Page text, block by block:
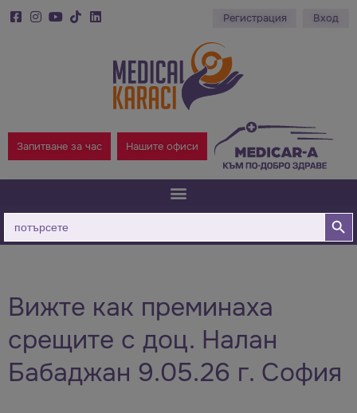
Регистрация Вход
Запитване за час Нашите офиси
Търсене
за:
Бутон
Вижте как преминаха
срещите с доц. Налан
Бабаджан 9.05.26 г. София